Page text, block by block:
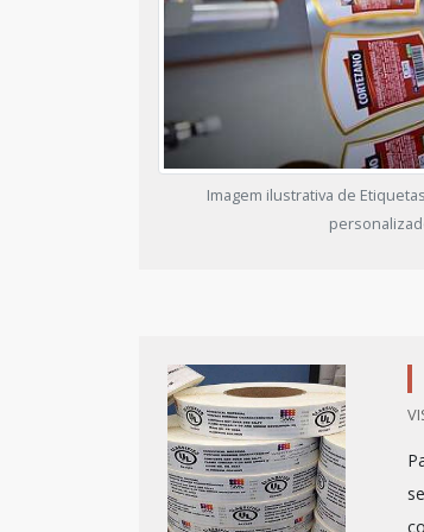
Imagem ilustrativa de